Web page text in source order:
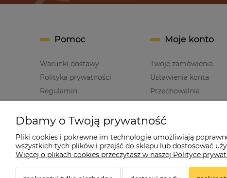
Pomoc
Warunki dostawy
Polityka prywatności
Regulamin
Moje konto
Twoje zamówienia
Ustawienia konta
Przechowalnia
Dbamy o Twoją prywatność
Pliki cookies i pokrewne im technologie umożliwiają
wszystkich tych plików i przejść do sklepu lub dostosować
Więcej o plikach cookies przeczytasz w naszej Polityce